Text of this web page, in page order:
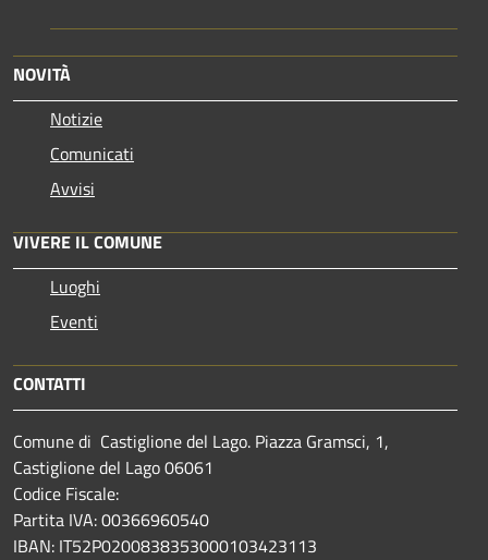
NOVITÀ
Notizie
Comunicati
Avvisi
VIVERE IL COMUNE
Luoghi
Eventi
CONTATTI
Comune di Castiglione del Lago. Piazza Gramsci, 1,
Castiglione del Lago 06061
Codice Fiscale:
Partita IVA: 00366960540
IBAN: IT52P0200838353000103423113